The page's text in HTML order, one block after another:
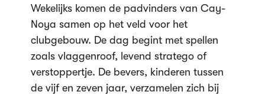
Wekelijks komen de padvinders van Cay-
Noya samen op het veld voor het
clubgebouw. De dag begint met spellen
zoals vlaggenroof, levend stratego of
verstoppertje. De bevers, kinderen tussen
de vijf en zeven jaar, verzamelen zich bij